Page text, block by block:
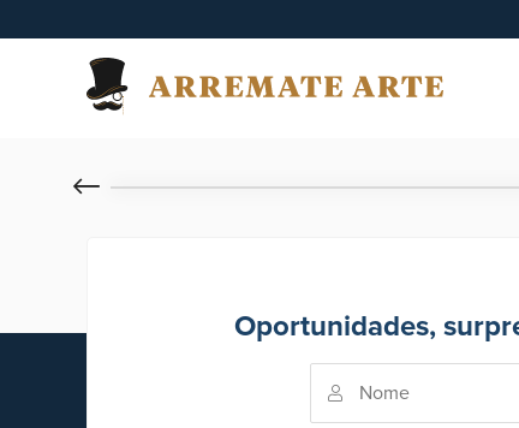
Oportunidades,